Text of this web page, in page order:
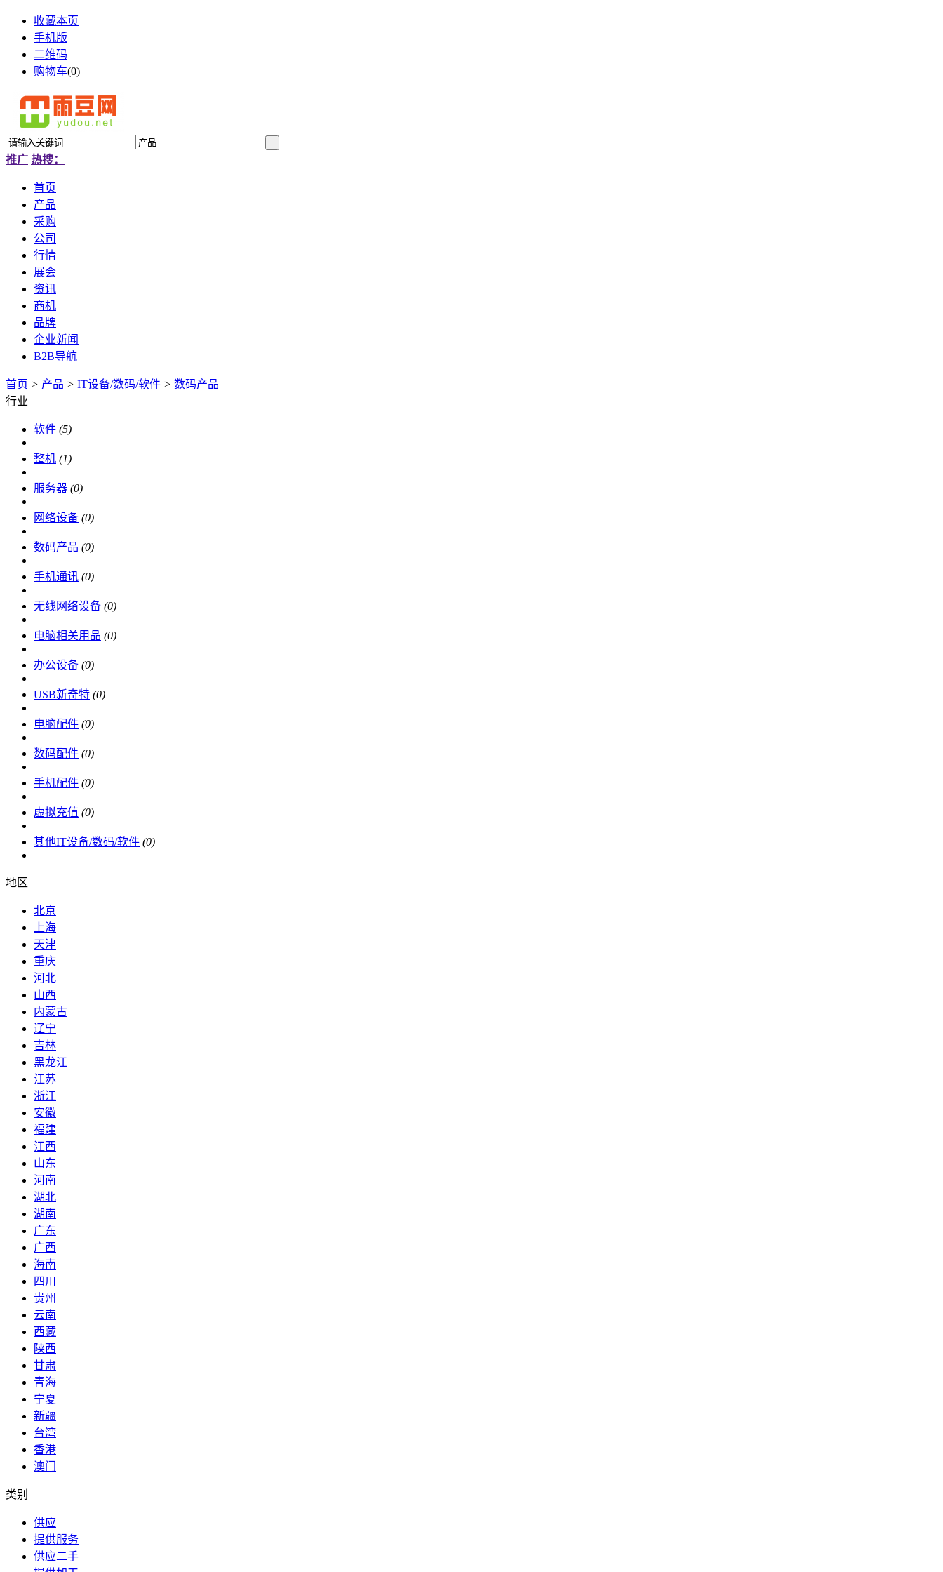
收藏本页
手机版
二维码
购物车(0)
推广 热搜：
首页
产品
采购
公司
行情
展会
资讯
商机
品牌
企业新闻
B2B导航
首页 > 产品 > IT设备/数码/软件 > 数码产品
行业
软件 (5)
整机 (1)
服务器 (0)
网络设备 (0)
数码产品 (0)
手机通讯 (0)
无线网络设备 (0)
电脑相关用品 (0)
办公设备 (0)
USB新奇特 (0)
电脑配件 (0)
数码配件 (0)
手机配件 (0)
虚拟充值 (0)
其他IT设备/数码/软件 (0)
地区
北京
上海
天津
重庆
河北
山西
内蒙古
辽宁
吉林
黑龙江
江苏
浙江
安徽
福建
江西
山东
河南
湖北
湖南
广东
广西
海南
四川
贵州
云南
西藏
陕西
甘肃
青海
宁夏
新疆
台湾
香港
澳门
类别
供应
提供服务
供应二手